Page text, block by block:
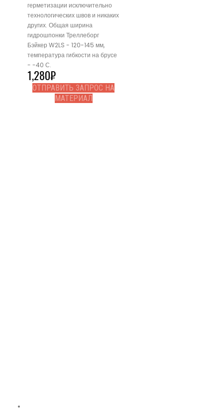
герметизации исключительно
технологических швов и никаких
других. Общая ширина
гидрошпонки Треллеборг
Бэйкер W2LS - 120-145 мм,
температура гибкости на брусе
- -40 С.
1,280₽
ОТПРАВИТЬ ЗАПРОС НА
МАТЕРИАЛ